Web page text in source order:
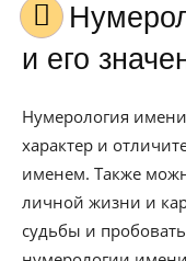
Нумерология имени Амура
и его
Нумерология
характер и
именем. Также
личной жизни и
судьбы и